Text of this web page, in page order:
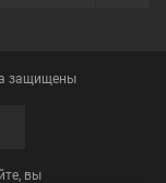
защищены
вы